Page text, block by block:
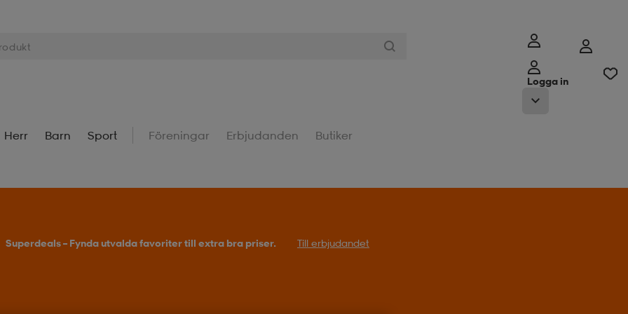
Logga in
Herr Barn Sport Föreningar Erbjudanden Butiker
Superdeals – Fynda utvalda favoriter till extra bra priser. Till erbjudandet